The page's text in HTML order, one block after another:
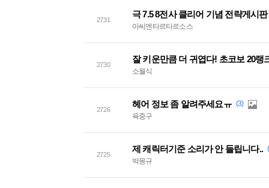
2731
극 7.5 8전사 클리어 기념 전략게시
아씨엔타르타르소스
2730
잘 키운만큼 더 귀엽다! 초코보 20랭
소월식
2726
헤어 정보 좀 알려주세요ㅠ (3)
육중구
2725
제 캐릭터기준 소리가 안 들립니다..
박몽규